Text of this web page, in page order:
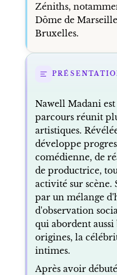
Zéniths,
Dôme de
Bruxelles.
Nawell Madani
parcours réunit
artistiques.
développe
comédienne, de
de productrice,
activité sur scène.
par un mélange
d'observation
qui abordent
origines, la
intimes.
Après avoir